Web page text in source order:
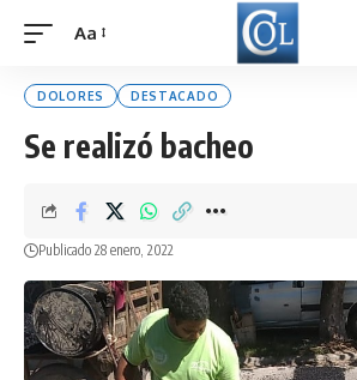
Font
Aa
DOLORES DESTACADO
Se realizó bacheo
Publicado 28 enero, 2022